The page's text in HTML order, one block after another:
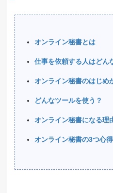
オンライン秘書とは
仕事を依頼する人はどん
オンライン秘書のはじめ
どんなツールを使う？
オンライン秘書になる理
オンライン秘書の3つ心得